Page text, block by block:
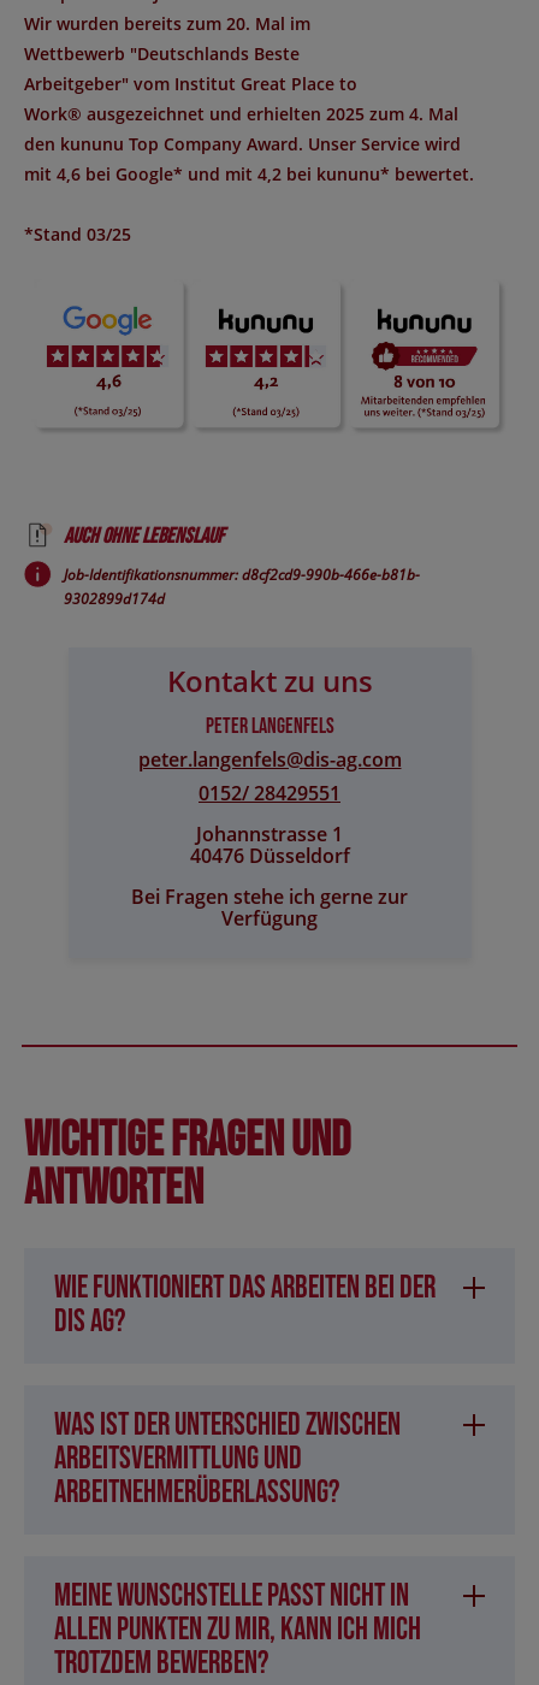
Wir wurden bereits zum 20. Mal im
Wettbewerb "Deutschlands Beste
Arbeitgeber" vom Institut Great Place to
Work® ausgezeichnet und erhielten 2025 zum 4. Mal
den kununu Top Company Award. Unser Service wird
mit 4,6 bei Google* und mit 4,2 bei kununu* bewertet.
*Stand 03/25
Auch ohne Lebenslauf
Job-Identifikationsnummer: d8cf2cd9-990b-466e-b81b-
9302899d174d
Kontakt zu uns
Peter Langenfels
peter.langenfels@​dis-ag.com
0152/ 28429551
Johannstrasse 1
40476 Düsseldorf
Bei Fragen stehe ich gerne zur
Verfügung
Wichtige Fragen und
Antworten
Wie funktioniert das Arbeiten bei der
DIS AG?
Was ist der Unterschied zwischen
Arbeitsvermittlung und
Arbeitnehmerüberlassung?
Meine Wunschstelle passt nicht in
allen Punkten zu mir, kann ich mich
trotzdem bewerben?